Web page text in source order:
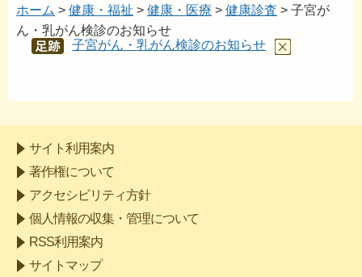
ホーム > 健康・福祉 > 健康・医療 > 健康診査 > 子宮が
ん・乳がん検診のお知らせ
あし
子宮がん・乳がん検診のお知らせ
サイト利用案内
著作権について
アクセシビリティ方針
個人情報の収集・管理について
RSS利用案内
サイトマップ